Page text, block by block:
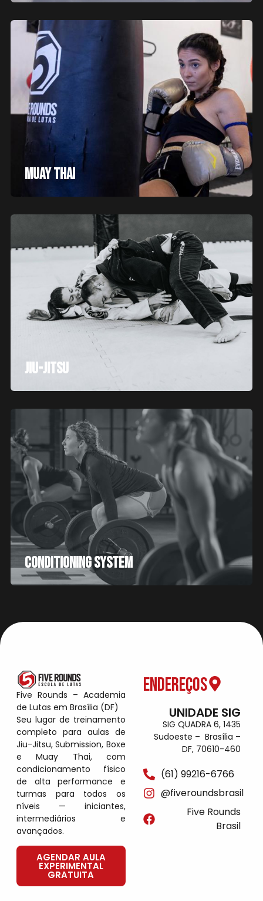
MUAY THAI
Jiu-jitsu
CONDITIONING SYSTEM
Five Rounds – Academia
de Lutas em Brasília (DF)
Seu lugar de treinamento
completo para aulas de
Jiu-Jitsu, Submission, Boxe
e Muay Thai, com
condicionamento físico
de alta performance e
turmas para todos os
níveis — iniciantes,
intermediários e
avançados.
AGENDAR AULA
EXPERIMENTAL
GRATUITA
Endereços
UNIDADE SIG
SIG QUADRA 6, 1435
Sudoeste – Brasília –
DF, 70610-460
(61) 99216-6766
@fiveroundsbrasil
Five Rounds
Brasil